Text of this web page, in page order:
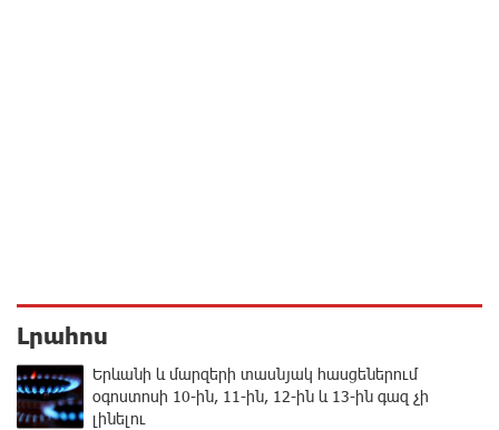
Լրահոս
Երևանի և մարզերի տասնյակ հասցեներում
օգոստոսի 10-ին, 11-ին, 12-ին և 13-ին գազ չի
լինելու